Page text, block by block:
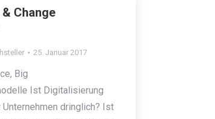
Change
25. Januar 2017
Big
Ist Digitalisierung
dringlich? Ist